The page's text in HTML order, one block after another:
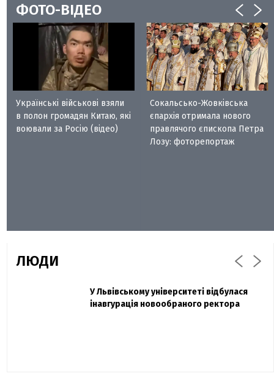
ФОТО-ВІДЕО
Українські військові взяли
в полон громадян Китаю, які
воювали за Росію (відео)
Сокальсько-Жовківська
єпархія отримала нового
правлячого єпископа Петра
Лозу: фоторепортаж
ЛЮДИ
Павло Дак
«Час не лікує, лише притуплює біль»:
Захисник "Азовсталі" Діанов вдруге
одружився та показав фото з весілля
У Львівському університеті відбулася
інавгурація новообраного ректора